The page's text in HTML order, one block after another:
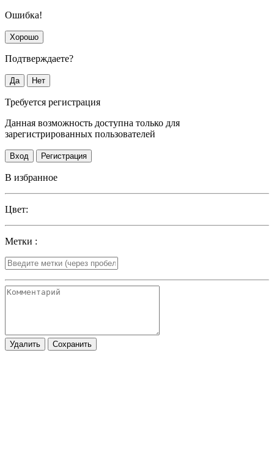
Ошибка!
Хорошо
Подтверждаете?
Да Нет
Требуется регистрация
Данная возможность доступна только для
зарегистрированных пользователей
Вход Регистрация
В избранное
Цвет:
Метки :
Удалить Сохранить